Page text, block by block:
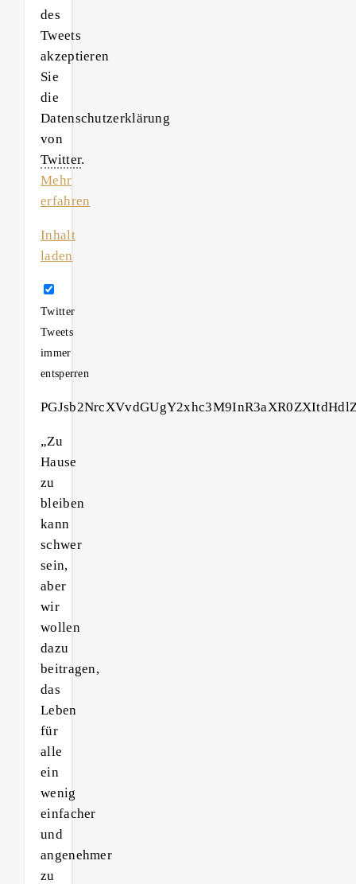
des
Tweets
akzeptieren
Sie
die
Datenschutzerklärung
von
Twitter.
Mehr
erfahren
Inhalt
laden
Twitter
Tweets
immer
entsperren
„Zu
Hause
zu
bleiben
kann
schwer
sein,
aber
wir
wollen
dazu
beitragen,
das
Leben
für
alle
ein
wenig
einfacher
und
angenehmer
zu